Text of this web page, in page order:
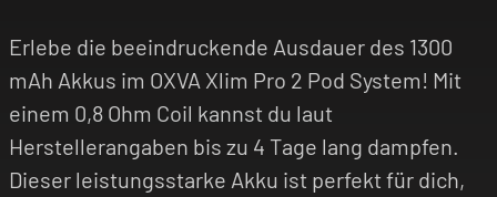
Erlebe die beeindruckende Ausdauer des 1300
mAh Akkus im OXVA Xlim Pro 2 Pod System! Mit
einem 0,8 Ohm Coil kannst du laut
Herstellerangaben bis zu 4 Tage lang dampfen.
Dieser leistungsstarke Akku ist perfekt für dich,